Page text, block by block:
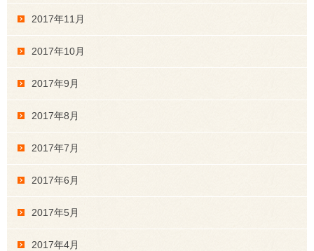
2017年11月
2017年10月
2017年9月
2017年8月
2017年7月
2017年6月
2017年5月
2017年4月